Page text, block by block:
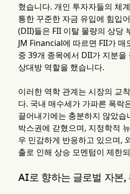
혔습니다. 개인 투자자들의 체
통한 꾸준한 자금 유입에 힘입
(DII)들은 FII 이탈 물량의 상당
JM Financial에 따르면 FII가
중 39개 종목에서 DII가 지분을
상대방 역할을 했습니다.
이러한 역학 관계는 시장의 교
다. 국내 매수세가 가파른 폭락
끌어내기에는 충분하지 않았습
박스권에 갇혔으며, 지정학적
우 민감하게 반응하고 있으며,
출로 인해 상승 모멘텀이 제한
AI로 향하는 글로벌 자본,